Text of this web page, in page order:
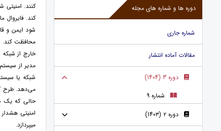
دوره ها و شماره های مجله
شماره جاری
مقالات آماده انتشار
دوره 3 (1404)
شماره 9
دوره ۲ (140۳)
کنند.
کند.
شود ایمن و
محافظت کند.
خارج از شبکه
شبکه یا
امنیتی
میپردازد.